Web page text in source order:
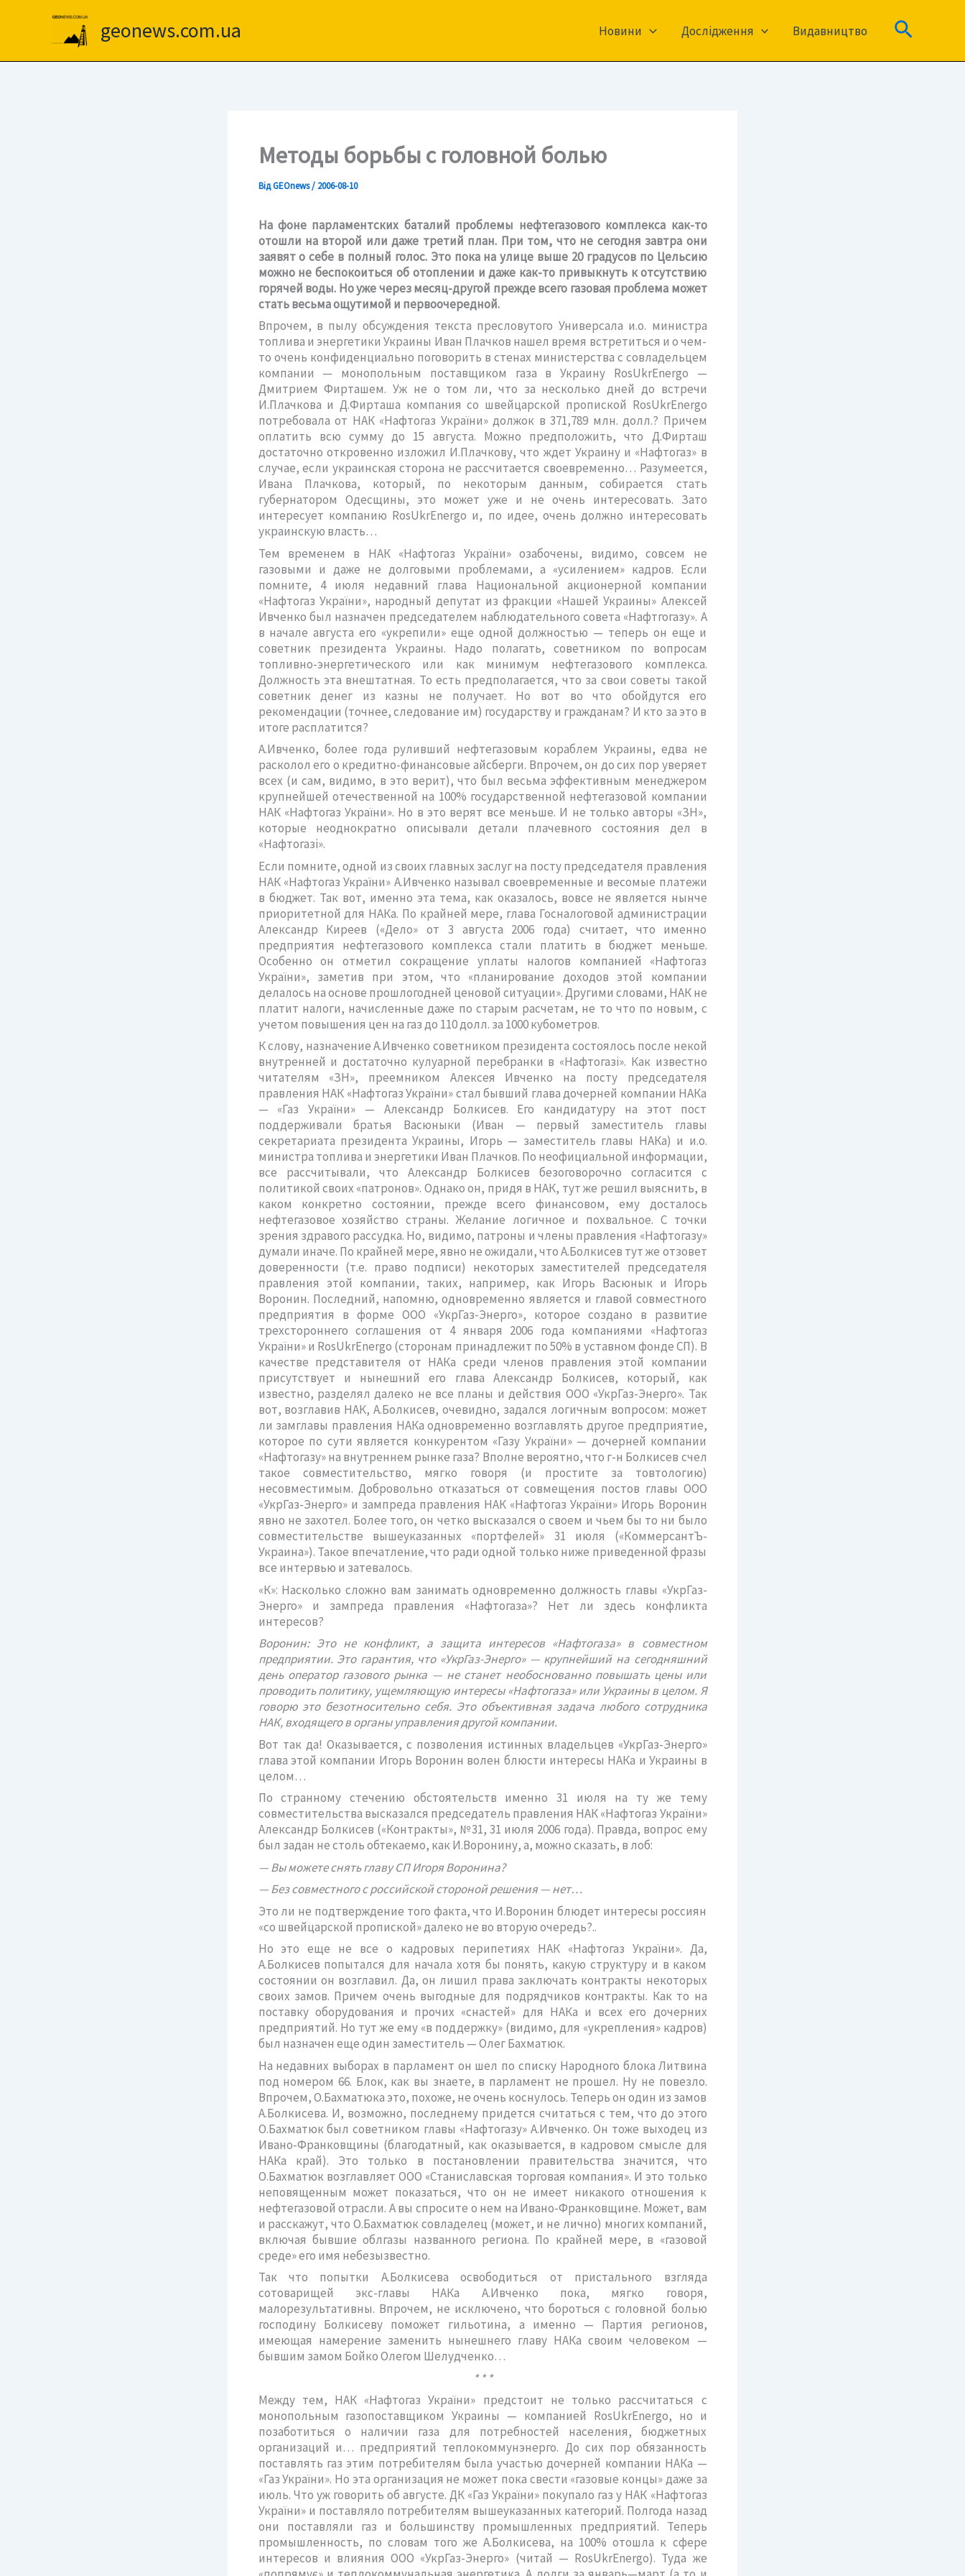
geonews.com.ua Новини Дослідження Видавництво Пошук
Методы борьбы с головной болью
ВідGEOnews/ 2006-08-10
На фоне парламентских баталий проблемы нефтегазового комплекса как-то
отошли на второй или даже третий план. При том, что не сегодня завтра они
заявят о себе в полный голос. Это пока на улице выше 20 градусов по Цельсию
можно не беспокоиться об отоплении и даже как-то привыкнуть к отсутствию
горячей воды. Но уже через месяц-другой прежде всего газовая проблема может
стать весьма ощутимой и первоочередной.
Впрочем, в пылу обсуждения текста пресловутого Универсала и.о. министра
топлива и энергетики Украины Иван Плачков нашел время встретиться и о чем-
то очень конфиденциально поговорить в стенах министерства с совладельцем
компании — монопольным поставщиком газа в Украину RosUkrEnergo —
Дмитрием Фирташем. Уж не о том ли, что за несколько дней до встречи
И.Плачкова и Д.Фирташа компания со швейцарской пропиской RosUkrEnergo
потребовала от НАК «Нафтогаз України» должок в 371,789 млн. долл.? Причем
оплатить всю сумму до 15 августа. Можно предположить, что Д.Фирташ
достаточно откровенно изложил И.Плачкову, что ждет Украину и «Нафтогаз» в
случае, если украинская сторона не рассчитается своевременно… Разумеется,
Ивана Плачкова, который, по некоторым данным, собирается стать
губернатором Одесщины, это может уже и не очень интересовать. Зато
интересует компанию RosUkrEnergo и, по идее, очень должно интересовать
украинскую власть…
Тем временем в НАК «Нафтогаз України» озабочены, видимо, совсем не
газовыми и даже не долговыми проблемами, а «усилением» кадров. Если
помните, 4 июля недавний глава Национальной акционерной компании
«Нафтогаз України», народный депутат из фракции «Нашей Украины» Алексей
Ивченко был назначен председателем наблюдательного совета «Нафтгогазу». А
в начале августа его «укрепили» еще одной должностью — теперь он еще и
советник президента Украины. Надо полагать, советником по вопросам
топливно-энергетического или как минимум нефтегазового комплекса.
Должность эта внештатная. То есть предполагается, что за свои советы такой
советник денег из казны не получает. Но вот во что обойдутся его
рекомендации (точнее, следование им) государству и гражданам? И кто за это в
итоге расплатится?
А.Ивченко, более года руливший нефтегазовым кораблем Украины, едва не
расколол его о кредитно-финансовые айсберги. Впрочем, он до сих пор уверяет
всех (и сам, видимо, в это верит), что был весьма эффективным менеджером
крупнейшей отечественной на 100% государственной нефтегазовой компании
НАК «Нафтогаз України». Но в это верят все меньше. И не только авторы «ЗН»,
которые неоднократно описывали детали плачевного состояния дел в
«Нафтогазі».
Если помните, одной из своих главных заслуг на посту председателя правления
НАК «Нафтогаз України» А.Ивченко называл своевременные и весомые платежи
в бюджет. Так вот, именно эта тема, как оказалось, вовсе не является нынче
приоритетной для НАКа. По крайней мере, глава Госналоговой администрации
Александр Киреев («Дело» от 3 августа 2006 года) считает, что именно
предприятия нефтегазового комплекса стали платить в бюджет меньше.
Особенно он отметил сокращение уплаты налогов компанией «Нафтогаз
України», заметив при этом, что «планирование доходов этой компании
делалось на основе прошлогодней ценовой ситуации». Другими словами, НАК не
платит налоги, начисленные даже по старым расчетам, не то что по новым, с
учетом повышения цен на газ до 110 долл. за 1000 кубометров.
К слову, назначение А.Ивченко советником президента состоялось после некой
внутренней и достаточно кулуарной перебранки в «Нафтогазі». Как известно
читателям «ЗН», преемником Алексея Ивченко на посту председателя
правления НАК «Нафтогаз України» стал бывший глава дочерней компании НАКа
— «Газ України» — Александр Болкисев. Его кандидатуру на этот пост
поддерживали братья Васюныки (Иван — первый заместитель главы
секретариата президента Украины, Игорь — заместитель главы НАКа) и и.о.
министра топлива и энергетики Иван Плачков. По неофициальной информации,
все рассчитывали, что Александр Болкисев безоговорочно согласится с
политикой своих «патронов». Однако он, придя в НАК, тут же решил выяснить, в
каком конкретно состоянии, прежде всего финансовом, ему досталось
нефтегазовое хозяйство страны. Желание логичное и похвальное. С точки
зрения здравого рассудка. Но, видимо, патроны и члены правления «Нафтогазу»
думали иначе. По крайней мере, явно не ожидали, что А.Болкисев тут же отзовет
доверенности (т.е. право подписи) некоторых заместителей председателя
правления этой компании, таких, например, как Игорь Васюнык и Игорь
Воронин. Последний, напомню, одновременно является и главой совместного
предприятия в форме ООО «УкрГаз-Энерго», которое создано в развитие
трехстороннего соглашения от 4 января 2006 года компаниями «Нафтогаз
України» и RosUkrEnergo (сторонам принадлежит по 50% в уставном фонде СП). В
качестве представителя от НАКа среди членов правления этой компании
присутствует и нынешний его глава Александр Болкисев, который, как
известно, разделял далеко не все планы и действия ООО «УкрГаз-Энерго». Так
вот, возглавив НАК, А.Болкисев, очевидно, задался логичным вопросом: может
ли замглавы правления НАКа одновременно возглавлять другое предприятие,
которое по сути является конкурентом «Газу України» — дочерней компании
«Нафтогазу» на внутреннем рынке газа? Вполне вероятно, что г-н Болкисев счел
такое совместительство, мягко говоря (и простите за товтологию)
несовместимым. Добровольно отказаться от совмещения постов главы ООО
«УкрГаз-Энерго» и зампреда правления НАК «Нафтогаз України» Игорь Воронин
явно не захотел. Более того, он четко высказался о своем и чьем бы то ни было
совместительстве вышеуказанных «портфелей» 31 июля («КоммерсантЪ-
Украина»). Такое впечатление, что ради одной только ниже приведенной фразы
все интервью и затевалось.
«К»: Насколько сложно вам занимать одновременно должность главы «УкрГаз-
Энерго» и зампреда правления «Нафтогаза»? Нет ли здесь конфликта
интересов?
Воронин: Это не конфликт, а защита интересов «Нафтогаза» в совместном
предприятии. Это гарантия, что «УкрГаз-Энерго» — крупнейший на сегодняшний
день оператор газового рынка — не станет необоснованно повышать цены или
проводить политику, ущемляющую интересы «Нафтогаза» или Украины в целом. Я
говорю это безотносительно себя. Это объективная задача любого сотрудника
НАК, входящего в органы управления другой компании.
Вот так да! Оказывается, с позволения истинных владельцев «УкрГаз-Энерго»
глава этой компании Игорь Воронин волен блюсти интересы НАКа и Украины в
целом…
По странному стечению обстоятельств именно 31 июля на ту же тему
совместительства высказался председатель правления НАК «Нафтогаз України»
Александр Болкисев («Контракты», №31, 31 июля 2006 года). Правда, вопрос ему
был задан не столь обтекаемо, как И.Воронину, а, можно сказать, в лоб:
— Вы можете снять главу СП Игоря Воронина?
— Без совместного с российской стороной решения — нет…
Это ли не подтверждение того факта, что И.Воронин блюдет интересы россиян
«со швейцарской пропиской» далеко не во вторую очередь?..
Но это еще не все о кадровых перипетиях НАК «Нафтогаз України». Да,
А.Болкисев попытался для начала хотя бы понять, какую структуру и в каком
состоянии он возглавил. Да, он лишил права заключать контракты некоторых
своих замов. Причем очень выгодные для подрядчиков контракты. Как то на
поставку оборудования и прочих «снастей» для НАКа и всех его дочерних
предприятий. Но тут же ему «в поддержку» (видимо, для «укрепления» кадров)
был назначен еще один заместитель — Олег Бахматюк.
На недавних выборах в парламент он шел по списку Народного блока Литвина
под номером 66. Блок, как вы знаете, в парламент не прошел. Ну не повезло.
Впрочем, О.Бахматюка это, похоже, не очень коснулось. Теперь он один из замов
А.Болкисева. И, возможно, последнему придется считаться с тем, что до этого
О.Бахматюк был советником главы «Нафтогазу» А.Ивченко. Он тоже выходец из
Ивано-Франковщины (благодатный, как оказывается, в кадровом смысле для
НАКа край). Это только в постановлении правительства значится, что
О.Бахматюк возглавляет ООО «Станиславская торговая компания». И это только
неповященным может показаться, что он не имеет никакого отношения к
нефтегазовой отрасли. А вы спросите о нем на Ивано-Франковщине. Может, вам
и расскажут, что О.Бахматюк совладелец (может, и не лично) многих компаний,
включая бывшие облгазы названного региона. По крайней мере, в «газовой
среде» его имя небезызвестно.
Так что попытки А.Болкисева освободиться от пристального взгляда
сотоварищей экс-главы НАКа А.Ивченко пока, мягко говоря,
малорезультативны. Впрочем, не исключено, что бороться с головной болью
господину Болкисеву поможет гильотина, а именно — Партия регионов,
имеющая намерение заменить нынешнего главу НАКа своим человеком —
бывшим замом Бойко Олегом Шелудченко…
* * *
Между тем, НАК «Нафтогаз України» предстоит не только рассчитаться с
монопольным газопоставщиком Украины — компанией RosUkrEnergo, но и
позаботиться о наличии газа для потребностей населения, бюджетных
организаций и… предприятий теплокоммунэнерго. До сих пор обязанность
поставлять газ этим потребителям была участью дочерней компании НАКа —
«Газ України». Но эта организация не может пока свести «газовые концы» даже за
июль. Что уж говорить об августе. ДК «Газ України» покупало газ у НАК «Нафтогаз
України» и поставляло потребителям вышеуказанных категорий. Полгода назад
они поставляли газ и большинству промышленных предприятий. Теперь
промышленность, по словам того же А.Болкисева, на 100% отошла к сфере
интересов и влияния ООО «УкрГаз-Энерго» (читай — RosUkrEnergo). Туда же